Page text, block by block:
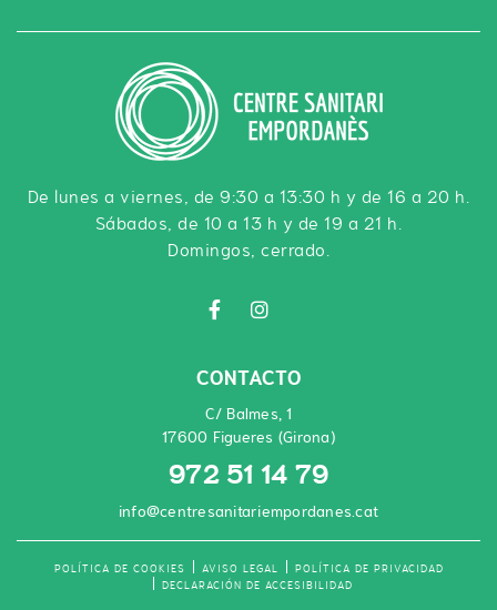
De lunes a viernes, de 9:30 a 13:30 h y de 16 a 20 h.
Sábados, de 10 a 13 h y de 19 a 21 h.
Domingos, cerrado.
CONTACTO
C/ Balmes, 1
17600 Figueres (Girona)
972 51 14 79
info@centresanitariempordanes.cat
POLÍTICA DE COOKIES AVISO LEGAL
POLÍTICA DE PRIVACIDAD
DECLARACIÓN DE ACCESIBILIDAD